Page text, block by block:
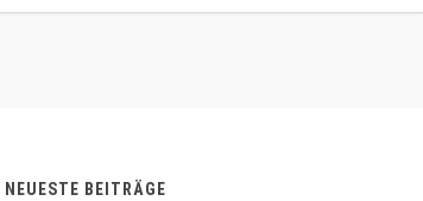
NEUESTE BEITRÄGE